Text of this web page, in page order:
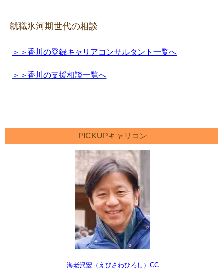
就職氷河期世代の相談
＞＞香川の登録キャリアコンサルタント一覧へ
＞＞香川の支援相談一覧へ
PICKUPキャリコン
海老沢宏（えびさわひろし）CC